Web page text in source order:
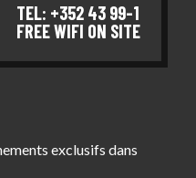
TEL: +352 43 99-1
FREE WIFI ON SITE
exclusifs dans